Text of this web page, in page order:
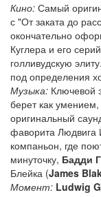
Кино: Самый
с "От заката до
окончательно
Куглера и его
голливудскую
под определения
Музыка: Ключевой
берет как
оригинальный
фаворита Людвига
компаньон, где
минуточку, Бадди
Блейка (James
Момент: Ludwig